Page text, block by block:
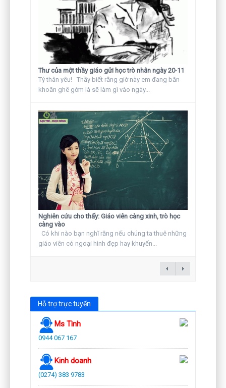
Thư của một thầy giáo gửi học trò nhân ngày 20-11
Tý thân yêu! Thầy biết rằng giờ này em đang băn
khoăn ghê gớm là sẽ làm gì vào ngày...
Nghiên cứu cho thấy: Giáo viên càng xinh, trò học
càng vào
Có khi nào bạn nghĩ rằng nếu chúng ta thuê những
giáo viên có ngoại hình đẹp hay khuyến...
Hỗ trợ trực tuyến
Ms Tình
0944 067 167
Kinh doanh
(0274) 383 9783